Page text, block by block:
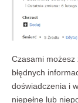
Czasami możesz
błędnych
doświadczenia i
niepełne lub